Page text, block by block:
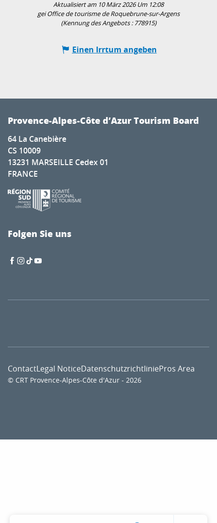
Aktualisiert am 10 März 2026 Um 12:08
gei Office de tourisme de Roquebrune-sur-Argens
(Kennung des Angebots : 778915)
Einen Irrtum angeben
Provence-Alpes-Côte d’Azur Tourism Board
64 La Canebière
CS 10009
13231 MARSEILLE Cedex 01
FRANCE
Folgen Sie uns
© CRT Provence-Alpes-Côte d'Azur - 2026
ContactLegal NoticeDatenschutzrichtliniePros Area